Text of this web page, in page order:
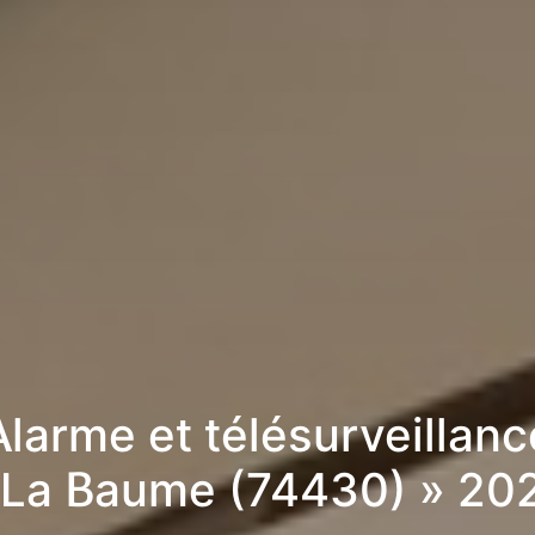
et
Baume (74430) »